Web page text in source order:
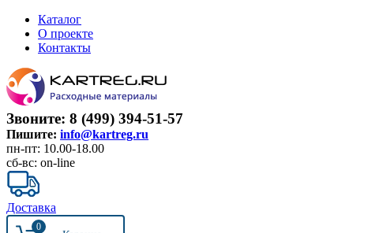
Каталог
О проекте
Контакты
Звоните: 8 (499) 394-51-57
Пишите: info@kartreg.ru
пн-пт: 10.00-18.00
сб-вс: on-line
Доставка
0